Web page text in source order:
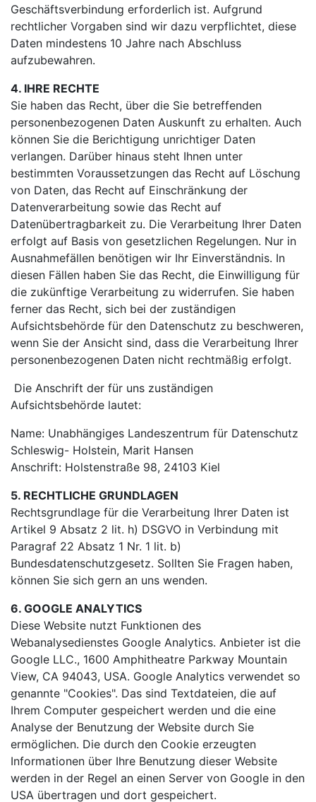
Geschäftsverbindung erforderlich ist. Aufgrund
rechtlicher Vorgaben sind wir dazu verpflichtet, diese
Daten mindestens 10 Jahre nach Abschluss
aufzubewahren.
4. IHRE RECHTE
Sie haben das Recht, über die Sie betreffenden
personenbezogenen Daten Auskunft zu erhalten. Auch
können Sie die Berichtigung unrichtiger Daten
verlangen. Darüber hinaus steht Ihnen unter
bestimmten Voraussetzungen das Recht auf Löschung
von Daten, das Recht auf Einschränkung der
Datenverarbeitung sowie das Recht auf
Datenübertragbarkeit zu. Die Verarbeitung Ihrer Daten
erfolgt auf Basis von gesetzlichen Regelungen. Nur in
Ausnahmefällen benötigen wir Ihr Einverständnis. In
diesen Fällen haben Sie das Recht, die Einwilligung für
die zukünftige Verarbeitung zu widerrufen. Sie haben
ferner das Recht, sich bei der zuständigen
Aufsichtsbehörde für den Datenschutz zu beschweren,
wenn Sie der Ansicht sind, dass die Verarbeitung Ihrer
personenbezogenen Daten nicht rechtmäßig erfolgt.
Die Anschrift der für uns zuständigen
Aufsichtsbehörde lautet:
Name: Unabhängiges Landeszentrum für Datenschutz
Schleswig- Holstein, Marit Hansen
Anschrift: Holstenstraße 98, 24103 Kiel
5. RECHTLICHE GRUNDLAGEN
Rechtsgrundlage für die Verarbeitung Ihrer Daten ist
Artikel 9 Absatz 2 lit. h) DSGVO in Verbindung mit
Paragraf 22 Absatz 1 Nr. 1 lit. b)
Bundesdatenschutzgesetz. Sollten Sie Fragen haben,
können Sie sich gern an uns wenden.
6. GOOGLE ANALYTICS
Diese Website nutzt Funktionen des
Webanalysedienstes Google Analytics. Anbieter ist die
Google LLC., 1600 Amphitheatre Parkway Mountain
View, CA 94043, USA. Google Analytics verwendet so
genannte "Cookies". Das sind Textdateien, die auf
Ihrem Computer gespeichert werden und die eine
Analyse der Benutzung der Website durch Sie
ermöglichen. Die durch den Cookie erzeugten
Informationen über Ihre Benutzung dieser Website
werden in der Regel an einen Server von Google in den
USA übertragen und dort gespeichert.